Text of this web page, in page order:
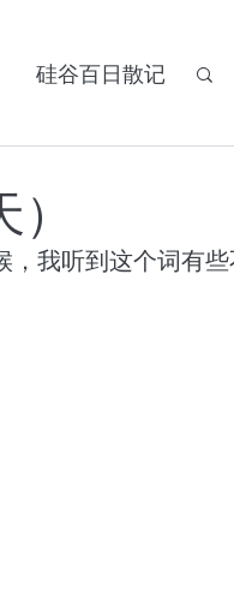
硅谷百日散记
列百日散记
，我听到这个词有些